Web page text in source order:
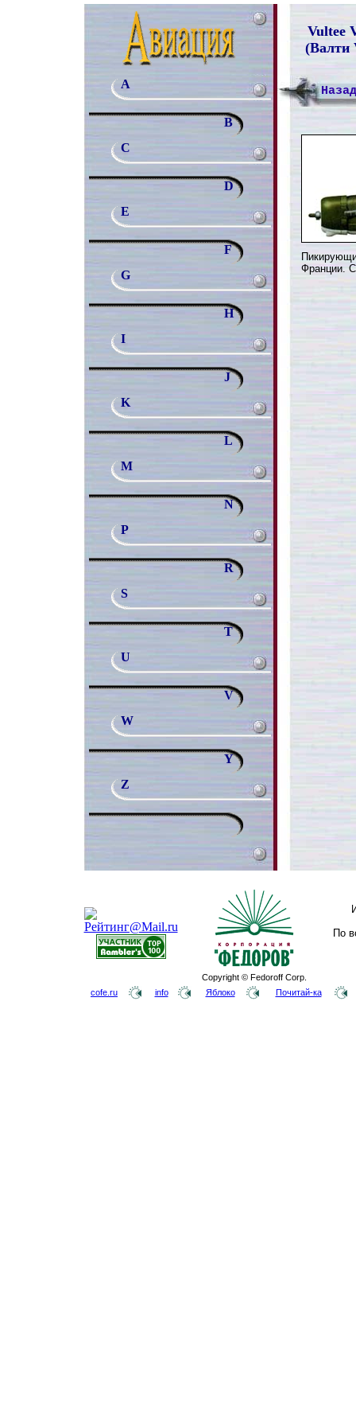
Vultee
(Валти
A
B
C
D
E
F
G
H
I
J
K
L
M
N
P
R
S
T
U
V
W
Y
Z
Назад
Франции.
Copyright © Fedoroff Corp.
По
cofe.ru info Яблоко Почитай-ка